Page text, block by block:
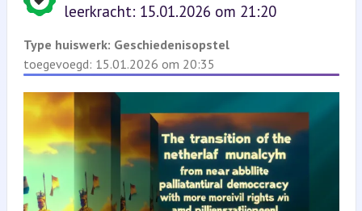
leerkracht: 15.01.2026 om 21:20
Type huiswerk: Geschiedenisopstel
toegevoegd: 15.01.2026 om 20:35